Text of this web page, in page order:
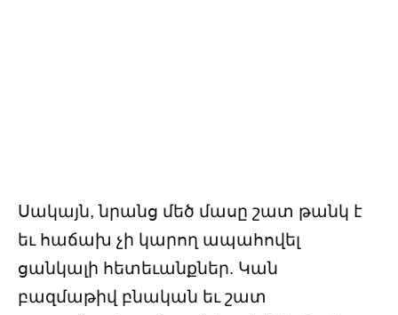
Սակայն, նրանց մեծ մասը շատ թանկ է
եւ հաճախ չի կարող ապահովել
ցանկալի հետեւանքներ. Կան
բազմաթիվ բնական եւ շատ